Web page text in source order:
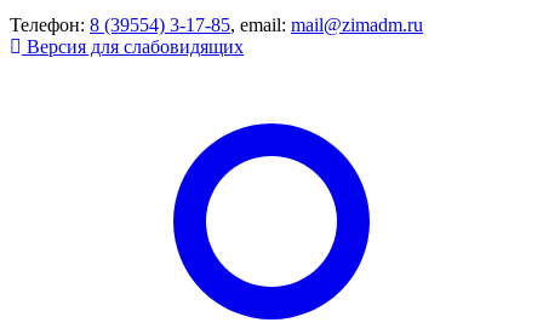
Телефон: 8 (39554) 3-17-85, email: mail@zimadm.ru
Версия для слабовидящих